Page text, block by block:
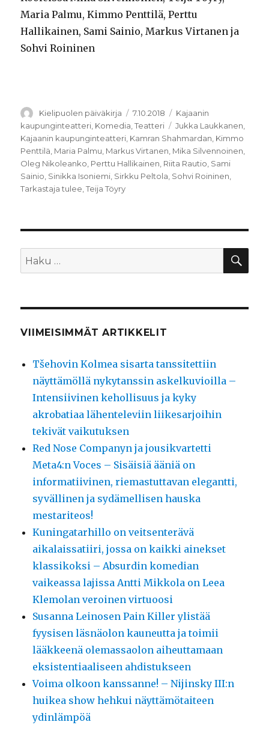
Maria Palmu, Kimmo Penttilä, Perttu
Hallikainen, Sami Sainio, Markus Virtanen ja
Sohvi Roininen
Kirjoittaja
Kielipuolen päiväkirja Julkaistu
7.10.2018 Kategoriat
Kajaanin
kaupunginteatteri Komedia ,Teatteri Avainsanat
Jukka Laukkanen
Kajaanin kaupunginteatteri Kamran Shahmardan Kimmo
Penttilä Maria Palmu Markus Virtanen Mika Silvennoinen
Oleg Nikoleanko Perttu Hallikainen Riita Rautio Sami
Sainio Sinikka Isoniemi Sirkku Peltola Sohvi Roininen
Tarkastaja tulee ,Teija Töyry
Etsi:
VIIMEISIMMÄT ARTIKKELIT
Tšehovin Kolmea sisarta tanssitettiin
näyttämöllä nykytanssin askelkuvioilla –
Intensiivinen kehollisuus ja kyky
akrobatiaa lähenteleviin liikesarjoihin
tekivät vaikutuksen
Red Nose Companyn ja jousikvartetti
Meta4:n Voces – Sisäisiä ääniä on
informatiivinen, riemastuttavan elegantti,
syvällinen ja sydämellisen hauska
mestariteos!
Kuningatarhillo on veitsenterävä
aikalaissatiiri, jossa on kaikki ainekset
klassikoksi – Absurdin komedian
vaikeassa lajissa Antti Mikkola on Leea
Klemolan veroinen virtuoosi
Susanna Leinosen Pain Killer ylistää
fyysisen läsnäolon kauneutta ja toimii
lääkkeenä olemassaolon aiheuttamaan
eksistentiaaliseen ahdistukseen
Voima olkoon kanssanne! – Nijinsky III:n
huikea show hehkui näyttämötaiteen
ydinlämpöä